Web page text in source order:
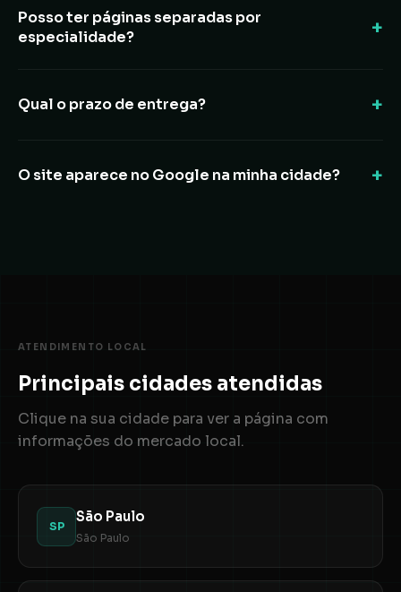
Posso ter páginas separadas por
especialidade?
Qual o prazo de entrega?
O site aparece no Google na minha cidade?
ATENDIMENTO LOCAL
Principais cidades atendidas
Clique na sua cidade para ver a página com
informações do mercado local.
SP
São Paulo
São Paulo